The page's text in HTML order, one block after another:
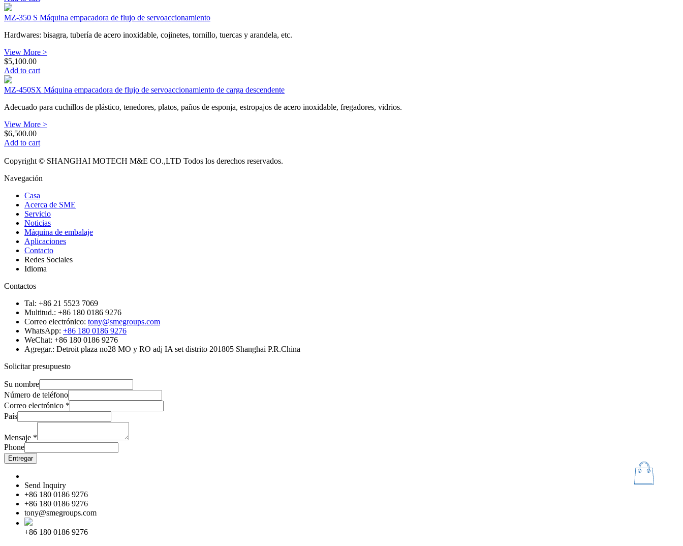
MZ-350 S Máquina empacadora de flujo de servoaccionamiento
Hardwares: bisagra, tubería de acero inoxidable, cojinetes, tornillo, tuercas y arandela, etc.
View More >
$5,100.00
Add to cart
MZ-450SX Máquina empacadora de flujo de servoaccionamiento de carga descendente
Adecuado para cuchillos de plástico, tenedores, platos, paños de esponja, estropajos de acero inoxidable, fregadores, vidrios.
View More >
$6,500.00
Add to cart
Copyright © SHANGHAI MOTECH M&E CO.,LTD Todos los derechos reservados.
Navegación
Casa
Acerca de SME
Servicio
Noticias
Máquina de embalaje
Aplicaciones
Contacto
Redes Sociales
Idioma
Contactos
Tal: +86 21 5523 7069
Multitud.: +86 180 0186 9276
Correo electrónico: tony@smegroups.com
WhatsApp: +86 180 0186 9276
WeChat: +86 180 0186 9276
Agregar.: Detroit plaza no28 MO y RO adj IA set distrito 201805 Shanghai P.R.China
Solicitar presupuesto
Su nombre
Número de teléfono
Correo electrónico *
País
Mensaje *
Phone
Entregar
Send Inquiry
+86 180 0186 9276
+86 180 0186 9276
tony@smegroups.com
+86 180 0186 9276